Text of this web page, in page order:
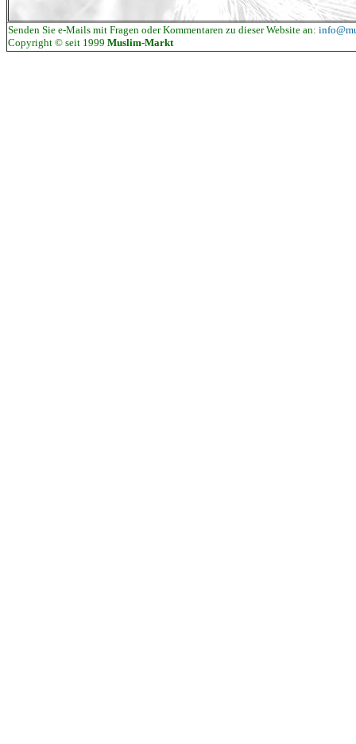
Senden Sie e-Mails mit Fragen oder Kommentaren zu dieser Website an:
Copyright © seit 1999 Muslim-Markt